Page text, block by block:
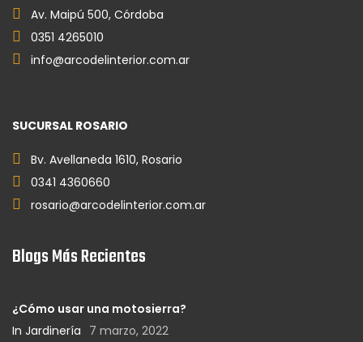
Av. Maipú 500, Córdoba
0351 4265010
info@arcodelinterior.com.ar
SUCURSAL ROSARIO
Bv. Avellaneda 1610, Rosario
0341 4360660
rosario@arcodelinterior.com.ar
Blogs Más Recientes
¿Cómo usar una motosierra?
In Jardinería 7 marzo, 2022